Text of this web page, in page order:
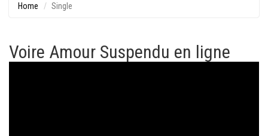
Home Single
Voire Amour Suspendu en ligne